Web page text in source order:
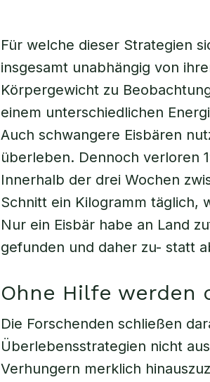
Für welche dieser Strategien
insgesamt unabhängig von
Körpergewicht zu
einem unterschiedlichen
Auch schwangere Eisbären
überleben. Dennoch verloren
Innerhalb der drei Wochen
Schnitt ein Kilogramm täglich,
Nur ein Eisbär habe an Land
gefunden und daher zu- statt
Ohne Hilfe werden
Die Forschenden schließen
Überlebensstrategien nicht
Verhungern merklich